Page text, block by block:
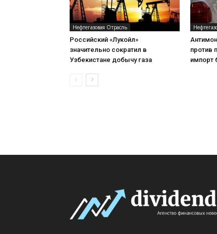
Нефтегазовая Отрасль
Российский «Лукойл»
значительно сократил в
Узбекистане добычу газа
против
импорт